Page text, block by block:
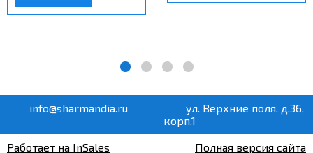
info@sharmandia.ru
ул. Верхние поля, д.36,
корп.1
Работает на InSales
Полная версия сайта